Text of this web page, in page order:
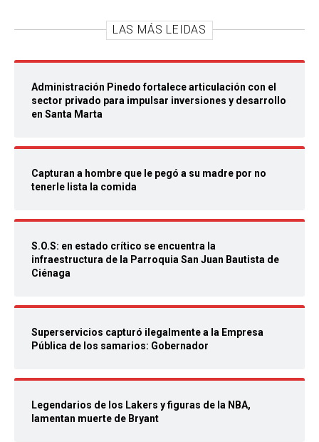
LAS MÁS LEIDAS
Administración Pinedo fortalece articulación con el
sector privado para impulsar inversiones y desarrollo
en Santa Marta
Capturan a hombre que le pegó a su madre por no
tenerle lista la comida
S.O.S: en estado crítico se encuentra la
infraestructura de la Parroquia San Juan Bautista de
Ciénaga
Superservicios capturó ilegalmente a la Empresa
Pública de los samarios: Gobernador
Legendarios de los Lakers y figuras de la NBA,
lamentan muerte de Bryant